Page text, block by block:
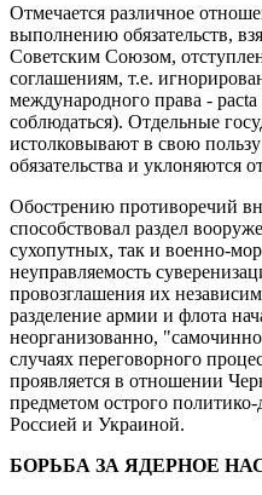
Отмечается различное
выполнению обязательств,
Советским Союзом,
соглашениям, т.е.
международного права -
соблюдаться). Отдельные
истолковывают в свою
обязательства и уклоняются
Обострению противоречий
способствовал раздел
сухопутных, так и военно-
неуправляемость
провозглашения их
разделение армии и флота
неорганизованно,
случаях переговорного
проявляется в отношении
предметом острого
Россией и Украиной.
БОРЬБА ЗА ЯДЕРНОЕ